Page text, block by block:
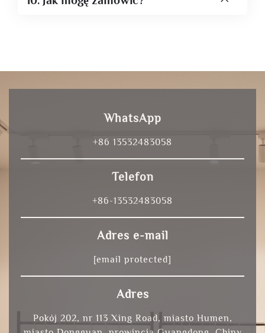
WhatsApp
+86 13532483058
Telefon
+86-13532483058
Adres e-mail
[email protected]
Adres
Pokój 202, nr 113 Xing Road, miasto Humen,